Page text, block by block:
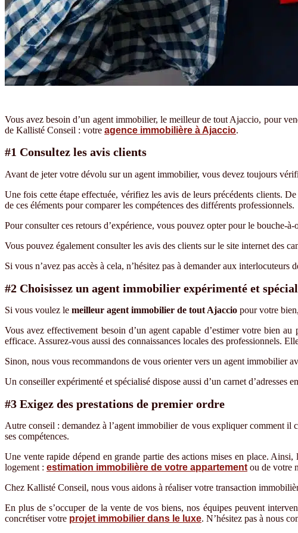
Vous avez besoin d’un agent immobilier, le meilleur de tout Ajaccio, pour
de Kallisté Conseil : votre agence immobilière à Ajaccio.
#1 Consultez les avis clients
Avant de jeter votre dévolu sur un agent immobilier, vous devez toujours vé
Une fois cette étape effectuée, vérifiez les avis de leurs précédents clients.
de ces éléments pour comparer les compétences des différents professionnels.
Pour consulter ces retours d’expérience, vous pouvez opter pour le
Vous pouvez également consulter les avis des clients sur le site internet des
Si vous n’avez pas accès à cela, n’hésitez pas à demanderaux interlocuteurs
#2 Choisissez un agent immobilier expérimenté et
Si vous voulez le meilleur agent immobilier de tout Ajaccio pour votre
Vous avez effectivement besoin d’un agent capable d’estimer votre bien au
efficace. Assurez-vous aussi des connaissances locales des professionnels.
Sinon, nous vous recommandons de vous orienter vers un agent immobilier
Un conseiller expérimenté et spécialisé dispose aussi d’un carnet d’adresses
#3 Exigez des prestations de premier ordre
Autre conseil : demandezàl’agent immobilier de vous expliquer comment il
ses compétences.
Une vente rapide dépend en grande partie des actions mises en place. Ainsi, l
logement : estimation immobilière de votre appartement ou de votre
Chez Kallisté Conseil, nous vous aidons à réaliser votre transaction
En plus de s’occuper de la vente de vos biens, nos équipes peuvent
concrétiser votre projet immobilier dans le luxe. N’hésitez pas à nous